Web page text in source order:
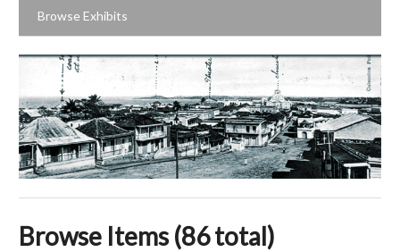
Browse Exhibits
Browse Items (86 total)